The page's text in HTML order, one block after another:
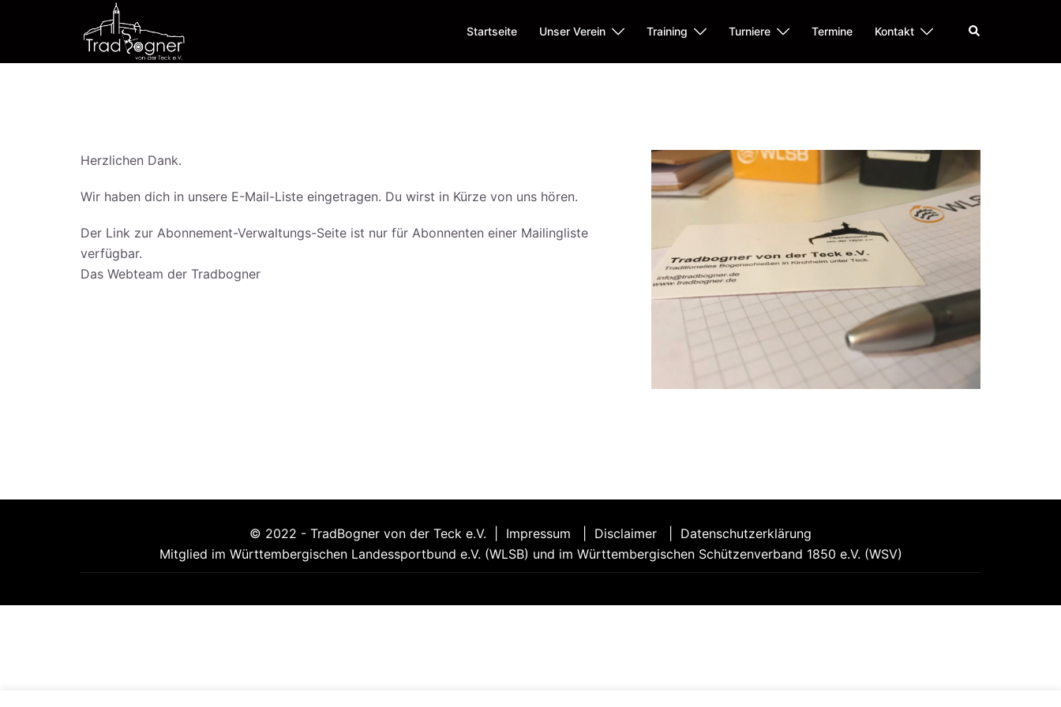
Startseite Unser Verein Training Turniere Termine Kontakt Suche
Herzlichen Dank.
Wir haben dich in unsere E-Mail-Liste eingetragen. Du wirst in Kürze von uns hören.
Der Link zur Abonnement-Verwaltungs-Seite ist nur für Abonnenten einer Mailingliste
verfügbar.
Das Webteam der Tradbogner
© 2022 - TradBogner von der Teck e.V. | Impressum Disclaimer
Datenschutzerklärung
Mitglied im Württembergischen Landessportbund e.V. (WLSB) und im Württembergischen Schützenverband 1850 e.V. (WSV)